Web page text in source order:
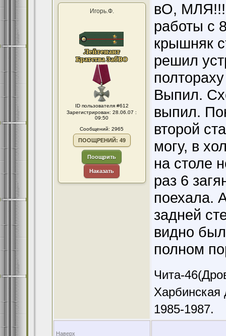
Игорь.Ф.
ID пользователя #612
Зарегистрирован: 28.06.07 :
09:50
Сообщений: 2965
ПООЩРЕНИЙ: 49
Поощрить
Наказать
вО,
работы с
крышняк
решил
Выпил.
выпил.
второй
могу, в
на столе
раз 6
поехала.
задней
видно
полном
Чита-
Харбинская
1985-1987.
Наверх